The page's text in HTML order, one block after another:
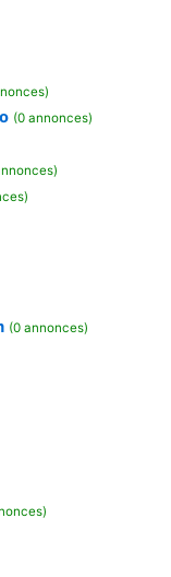
(0 annonces)
(0 annonces)